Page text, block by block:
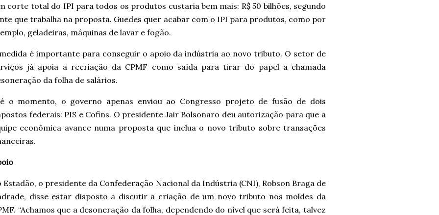
corte total do IPI para todos os produtos custaria bem mais: R$ 50 bilhões, segundo
que trabalha na proposta. Guedes quer acabar com o IPI para produtos, como por
geladeiras, máquinas de lavar e fogão.
é importante para conseguir o apoio da indústria ao novo tributo. O setor de
já apoia a recriação da CPMF como saída para tirar do papel a chamada
da folha de salários.
o momento, o governo apenas enviou ao Congresso projeto de fusão de dois
federais: PIS e Cofins. O presidente Jair Bolsonaro deu autorização para que a
econômica avance numa proposta que inclua o novo tributo sobre transações
Estadão, o presidente da Confederação Nacional da Indústria (CNI), Robson Braga de
disse estar disposto a discutir a criação de um novo tributo nos moldes da
“Achamos que a desoneração da folha, dependendo do nível que será feita, talvez